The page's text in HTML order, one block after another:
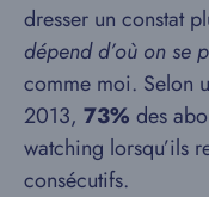
dresser un constat
dépend d’où on se
comme moi. Selon
2013, 73% des
watching lorsqu’ils
consécutifs.